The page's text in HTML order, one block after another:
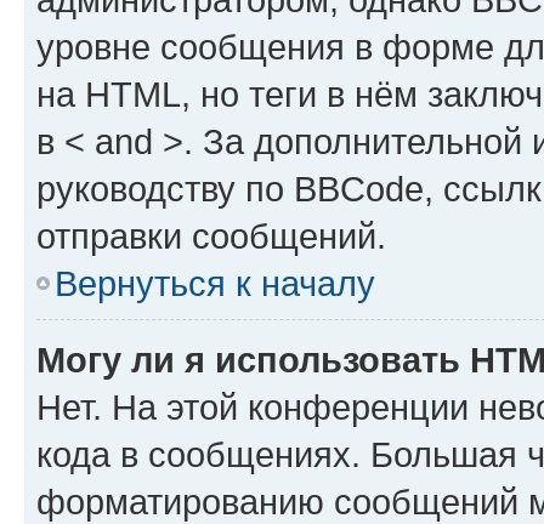
уровне сообщения в форме
на HTML, но теги в нём
в < and >. За
руководству по BBCode,
отправки сообщений.
Вернуться к началу
Могу ли я использовать
Нет. На этой конференции
кода в сообщениях. Большая
форматированию сообщений